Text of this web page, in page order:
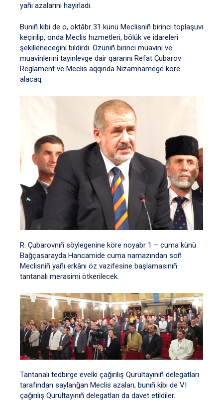
yañı azalarını hayırladı.
Bunıñ kibi de o, oktâbr 31 künü Meclisniñ birinci toplaşuvı
keçirilip, onda Meclis hızmetleri, bölük ve idareleri
şekillenecegini bildirdi. Özüniñ birinci muavini ve
muavinlerini tayinlevge dair qararını Refat Çubarov
Reglament ve Meclis aqqında Nizamnamege köre
alacaq.
R. Çubarovnıñ söylegenine köre noyabr 1 – cuma künü
Bağçasarayda Hancamide cuma namazından soñ
Meclisniñ yañı erkânı öz vazifesine başlamasınıñ
tantanalı merasimi ötkerilecek.
Tantanalı tedbirge evelki çağırılış Qurultayınıñ delegatları
tarafından saylanğan Meclis azaları, bunıñ kibi de VI
çağırılış Qurultayınıñ delegatları da davet etildiler.